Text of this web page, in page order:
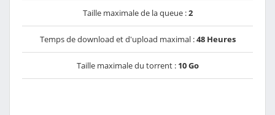
Taille maximale de la queue :2
Temps de download et d'upload maximal :48 Heures
Taille maximale du torrent : 10 Go